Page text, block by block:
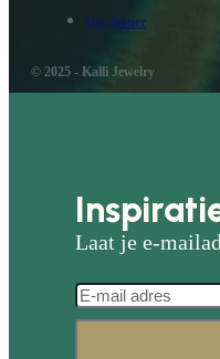
Disclaimer
© 2025 - Kalli Jewelry
Laat je e-